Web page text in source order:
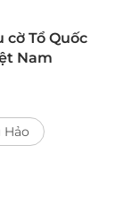
Tổ Quốc
Nam
Hảo